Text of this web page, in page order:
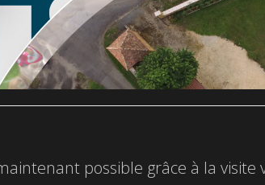
possible grâce à la visite